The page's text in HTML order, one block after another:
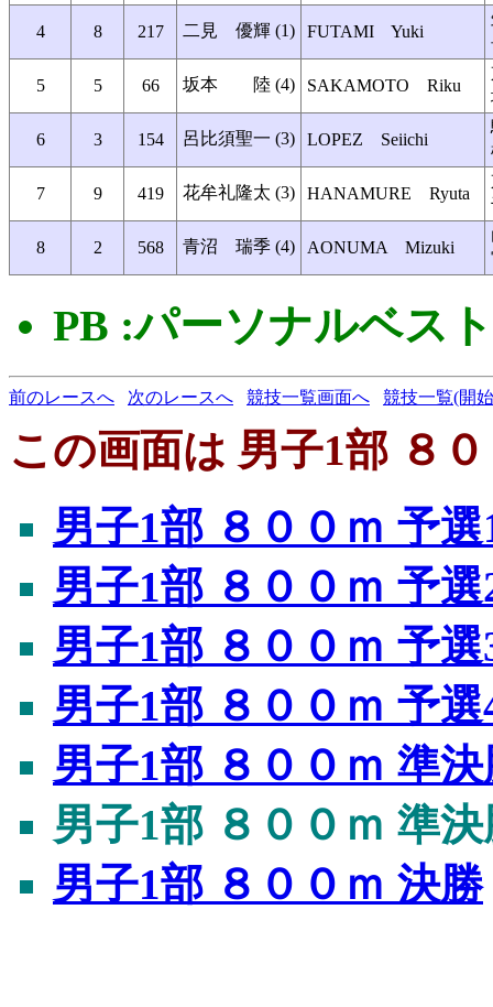
4 8 217 二見 優輝 (1) FUTAMI Yuki
5 5 66 坂本 陸 (4) SAKAMOTO Riku
6 3 154 呂比須聖一 (3) LOPEZ Seiichi
7 9 419 花牟礼隆太 (3) HANAMURE Ryuta
8 2 568 青沼 瑞季 (4) AONUMA Mizuki
PB :パーソナルベスト
前のレースへ 次のレースへ 競技一覧画面へ 競技一覧(開
この画面は 男子1部 ８
男子1部 ８００ｍ 予選
男子1部 ８００ｍ 予選
男子1部 ８００ｍ 予選
男子1部 ８００ｍ 予選
男子1部 ８００ｍ 準
男子1部 ８００ｍ 準
男子1部 ８００ｍ 決勝